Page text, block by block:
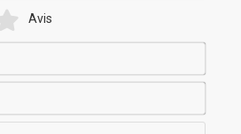
Avis
Nom*
E-